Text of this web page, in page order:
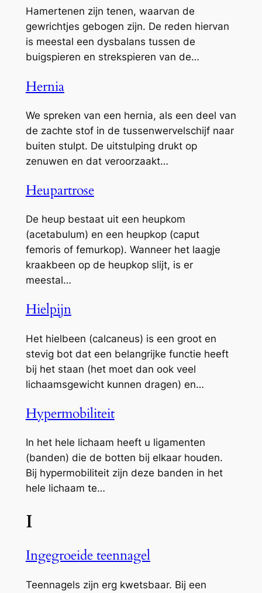
Hamertenen zijn tenen, waarvan de
gewrichtjes gebogen zijn. De reden hiervan
is meestal een dysbalans tussen de
buigspieren en strekspieren van de…
Hernia
We spreken van een hernia, als een deel van
de zachte stof in de tussenwervelschijf naar
buiten stulpt. De uitstulping drukt op
zenuwen en dat veroorzaakt…
Heupartrose
De heup bestaat uit een heupkom
(acetabulum) en een heupkop (caput
femoris of femurkop). Wanneer het laagje
kraakbeen op de heupkop slijt, is er
meestal…
Hielpijn
Het hielbeen (calcaneus) is een groot en
stevig bot dat een belangrijke functie heeft
bij het staan (het moet dan ook veel
lichaamsgewicht kunnen dragen) en…
Hypermobiliteit
In het hele lichaam heeft u ligamenten
(banden) die de botten bij elkaar houden.
Bij hypermobiliteit zijn deze banden in het
hele lichaam te…
I
Ingegroeide teennagel
Teennagels zijn erg kwetsbaar. Bij een